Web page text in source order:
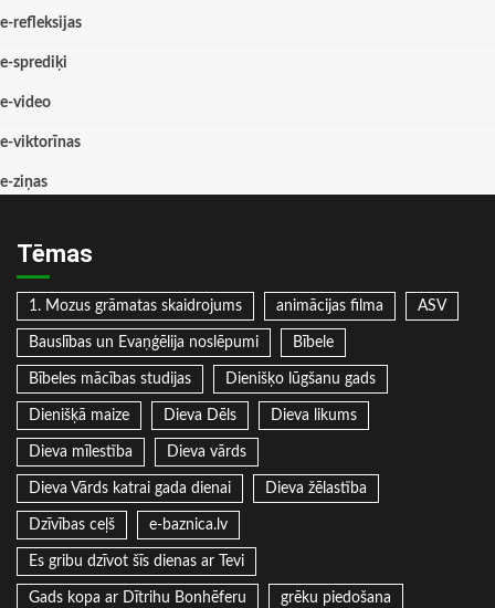
e-refleksijas
e-sprediķi
e-video
e-viktorīnas
e-ziņas
Tēmas
1. Mozus grāmatas skaidrojums animācijas filma ASV
Bauslības un Evaņģēlija noslēpumi Bībele
Bībeles mācības studijas Dienišķo lūgšanu gads
Dienišķā maize Dieva Dēls Dieva likums
Dieva mīlestība Dieva vārds
Dieva Vārds katrai gada dienai Dieva žēlastība
Dzīvības ceļš e-baznica.lv
Es gribu dzīvot šīs dienas ar Tevi
Gads kopa ar Dītrihu Bonhēferu grēku piedošana